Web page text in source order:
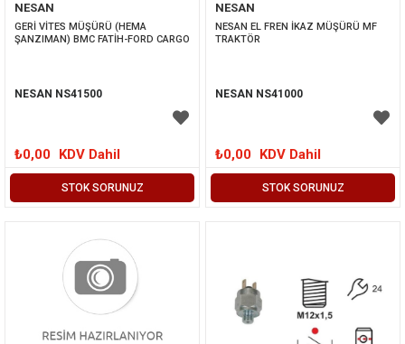
STOK SORUNUZ
NESAN
GERİ VİTES MÜŞÜRÜ (HEMA
ŞANZIMAN) BMC FATİH-FORD CARGO
NESAN NS41500
₺0,00 KDV Dahil
STOK SORUNUZ
NESAN
NESAN EL FREN İKAZ MÜŞÜRÜ MF
TRAKTÖR
NESAN NS41000
₺0,00 KDV Dahil